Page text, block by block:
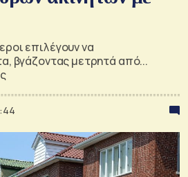
επιλέγουν να
βγάζοντας μετρητά από...